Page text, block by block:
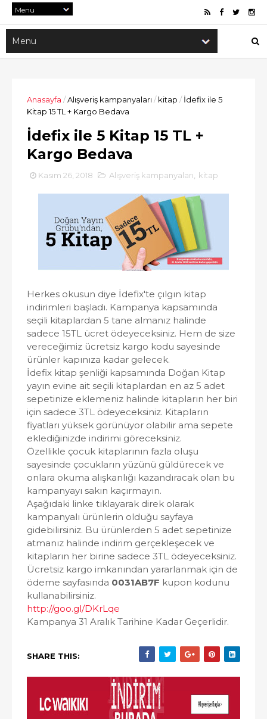
Anasayfa /Alışveriş kampanyaları / kitap / İdefix ile 5
Kitap 15 TL + Kargo Bedava
İdefix ile 5 Kitap 15 TL +
Kargo Bedava
Kasım 26, 2018 Alışveriş kampanyaları kitap
Herkes okusun diye İdefix'te çılgın kitap
indirimleri başladı. Kampanya kapsamında
seçili kitaplardan 5 tane almanız halinde
sadece 15TL ücret ödeyeceksiniz. Hem de size
vereceğimiz ücretsiz kargo kodu sayesinde
ürünler kapınıza kadar gelecek.
İdefix kitap şenliği kapsamında Doğan Kitap
yayın evine ait seçili kitaplardan en az 5 adet
sepetinize eklemeniz halinde kitapların her biri
için sadece 3TL ödeyeceksiniz. Kitapların
fiyatları yüksek görünüyor olabilir ama sepete
eklediğinizde indirimi göreceksiniz.
Özellikle çocuk kitaplarının fazla oluşu
sayesinde çocukların yüzünü güldürecek ve
onlara okuma alışkanlığı kazandıracak olan bu
kampanyayı sakın kaçırmayın.
Aşağıdaki linke tıklayarak direk olarak
kampanyalı ürünlerin olduğu sayfaya
gidebilirsiniz. Bu ürünlerden 5 adet sepetinize
atmanız halinde indirim gerçekleşecek ve
kitapların her birine sadece 3TL ödeyeceksiniz.
Ücretsiz kargo imkanından yararlanmak için de
ödeme sayfasında 0031AB7F kupon kodunu
kullanabilirsiniz.
http://goo.gl/DKrLqe
Kampanya 31 Aralık Tarihine Kadar Geçerlidir.
SHARE THIS: